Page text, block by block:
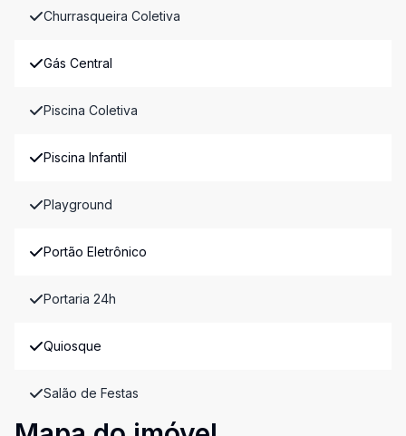
Churrasqueira Coletiva
Gás Central
Piscina Coletiva
Piscina Infantil
Playground
Portão Eletrônico
Portaria 24h
Quiosque
Salão de Festas